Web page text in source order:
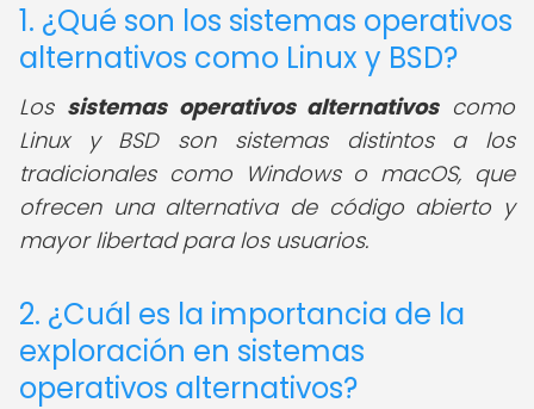
1. ¿Qué son los sistemas operativos
alternativos como Linux y BSD?
Los sistemas operativos alternativoscomo
Linux y BSD son sistemas distintos a los
tradicionales como Windows o macOS, que
ofrecen una alternativa de código abierto y
mayor libertad para los usuarios.
2. ¿Cuál es la importancia de la
exploración en sistemas
operativos alternativos?